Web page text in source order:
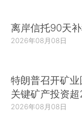
离岸信托90天
2026年08月08日
特朗普召开矿
关键矿产投资
2026年08月08日